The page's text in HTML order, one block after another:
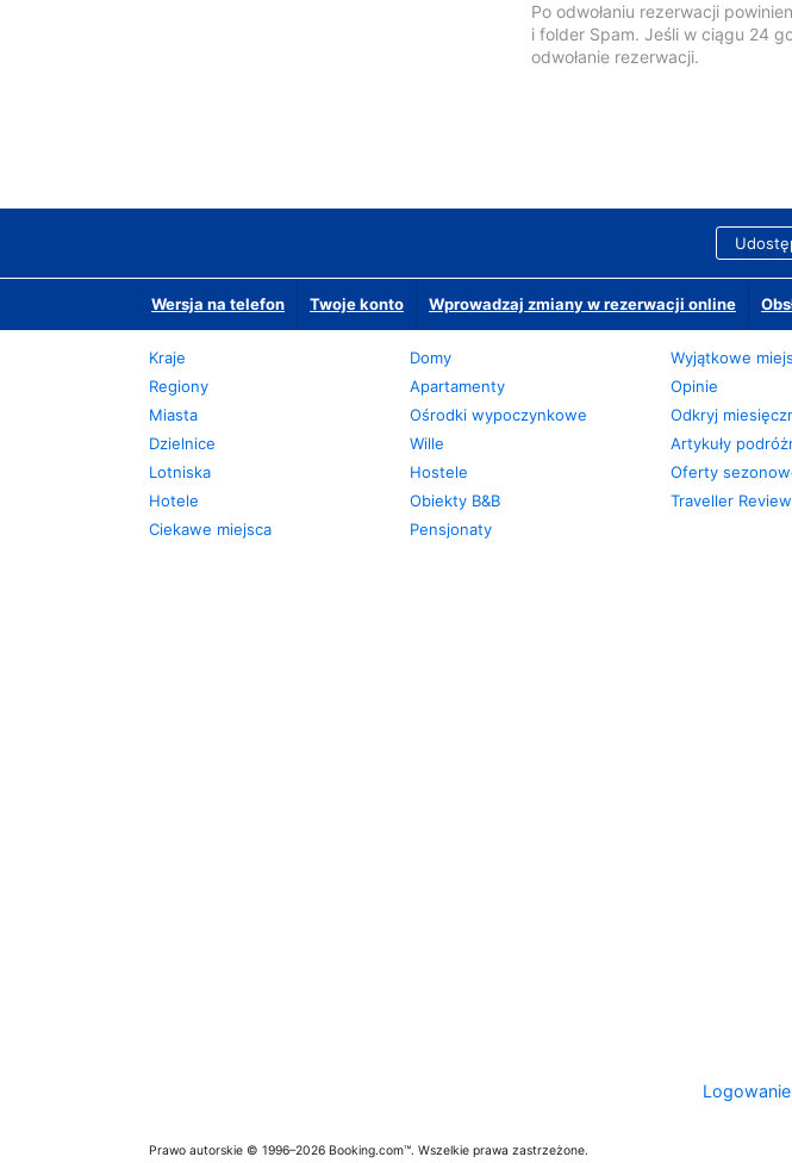
Po odwołaniu rezerwacji
i folder Spam. Jeśli w ciągu 24
odwołanie rezerwacji.
Wersja na telefon Twoje konto Wprowadzaj zmiany w rezerwacji online
Kraje
Regiony
Miasta
Dzielnice
Lotniska
Hotele
Ciekawe miejsca
Domy
Apartamenty
Ośrodki wypoczynkowe
Wille
Hostele
Obiekty B&B
Pensjonaty
Wyjątkowe
Opinie
Odkryj
Artykuły
Oferty
Traveller
Prawo autorskie © 1996–2026 Booking.com™. Wszelkie prawa zastrzeżone.